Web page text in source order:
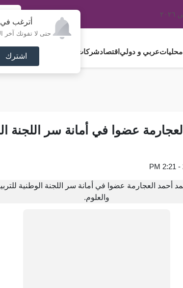
أترغب في
حتى لا تفوتك آخر
اشترك
محلياتعربي و دولي اقتصادشركات و استثمار فلسطين مجلس
عضوا في أمانة سر اللجنة